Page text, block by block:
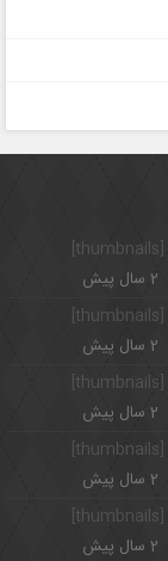
2 سال پیش
[thumbnails]
2 سال پیش
2 سال پیش
[thumbnails]
2 سال پیش
2 سال پیش